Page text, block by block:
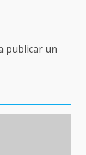
publicar un